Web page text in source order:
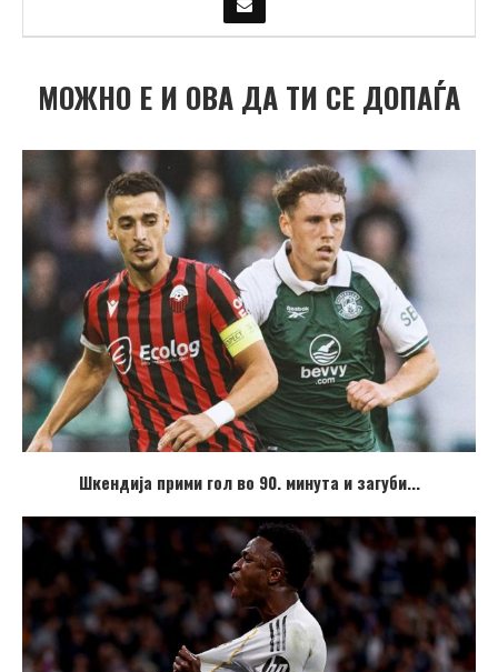
МОЖНО Е И ОВА ДА ТИ СЕ ДОПАЃА
Шкендија прими гол во 90. минута и загуби...